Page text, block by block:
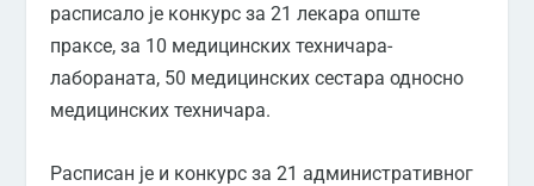
расписало је конкурс за 21 лекара опште
праксе, за 10 медицинских техничара-
лабораната, 50 медицинских сестара односно
медицинских техничара.
Расписан је и конкурс за 21 административног